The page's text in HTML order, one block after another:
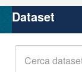
Organizzazioni
Gruppi
Dataset